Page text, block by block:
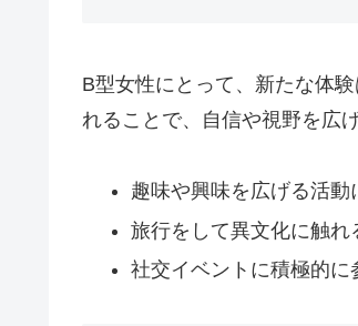
B型女性にとって、新たな体
れることで、自信や視野を広
趣味や興味を広げる活動
旅行をして異文化に触れ
社交イベントに積極的に